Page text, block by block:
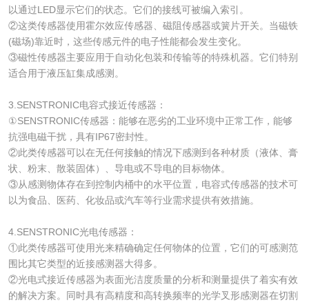
以通过LED显示它们的状态。它们的接线可被编入索引。
②这类传感器使用霍尔效应传感器、磁阻传感器或簧片开关。当磁铁
(磁场)靠近时，这些传感元件的电子性能都会发生变化。
③磁性传感器主要应用于自动化包装和传输等的特殊机器。它们特别
适合用于液压缸集成感测。
3.SENSTRONIC电容式接近传感器：
①SENSTRONIC传感器：能够在恶劣的工业环境中正常工作，能够
抗强电磁干扰，具有IP67密封性。
②此类传感器可以在无任何接触的情况下感测到各种材质（液体、膏
状、粉末、散装固体）、导电或不导电的目标物体。
③从感测物体存在到控制内桶中的水平位置，电容式传感器的技术可
以为食品、医药、化妆品或汽车等行业需求提供有效措施。
4.SENSTRONIC光电传感器：
①此类传感器可使用光来精确确定任何物体的位置，它们的可感测范
围比其它类型的近接感测器大得多。
②光电式接近传感器为表面光洁度质量的分析和测量提供了着实有效
的解决方案。同时具有高精度和高转换频率的光学叉形感测器在切割